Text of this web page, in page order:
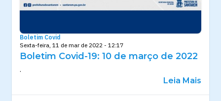
Boletim Covid
Sexta-feira, 11 de mar de 2022 - 12:17
Boletim Covid-19: 10 de março de 2022
.
Leia Mais